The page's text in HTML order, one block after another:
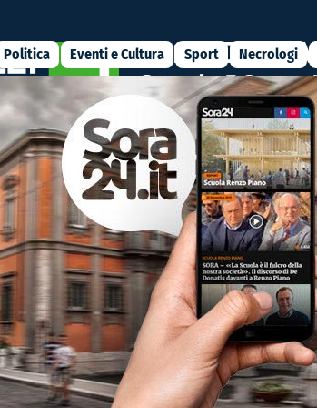
Politica Eventi e Cultura Sport Necrologi